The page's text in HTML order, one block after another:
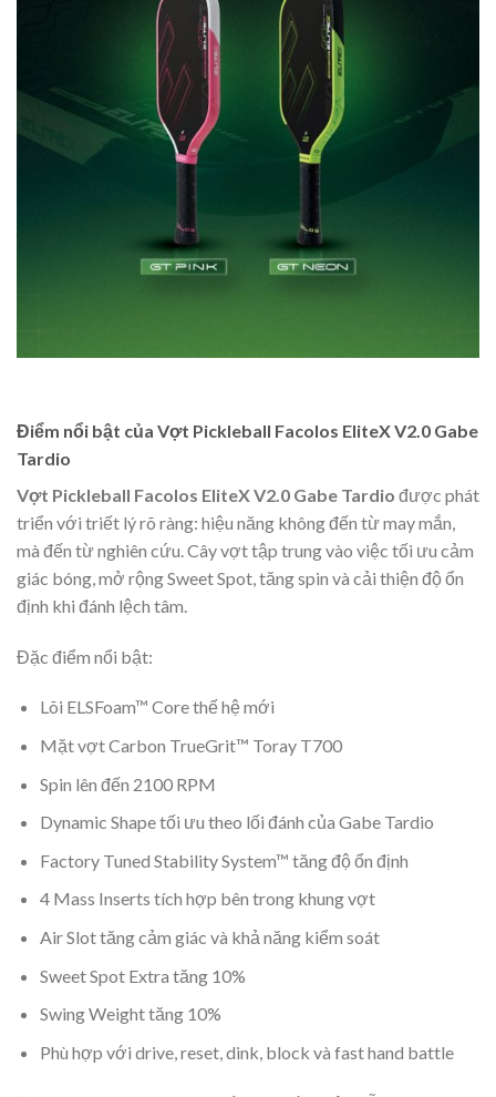
Điểm nổi bật của Vợt Pickleball Facolos EliteX V2.0 Gabe
Tardio
Vợt Pickleball Facolos EliteX V2.0 Gabe Tardio được phát
triển với triết lý rõ ràng: hiệu năng không đến từ may mắn,
mà đến từ nghiên cứu. Cây vợt tập trung vào việc tối ưu cảm
giác bóng, mở rộng Sweet Spot, tăng spin và cải thiện độ ổn
định khi đánh lệch tâm.
Đặc điểm nổi bật:
Lõi ELSFoam™ Core thế hệ mới
Mặt vợt Carbon TrueGrit™ Toray T700
Spin lên đến 2100 RPM
Dynamic Shape tối ưu theo lối đánh của Gabe Tardio
Factory Tuned Stability System™ tăng độ ổn định
4 Mass Inserts tích hợp bên trong khung vợt
Air Slot tăng cảm giác và khả năng kiểm soát
Sweet Spot Extra tăng 10%
Swing Weight tăng 10%
Phù hợp với drive, reset, dink, block và fast hand battle